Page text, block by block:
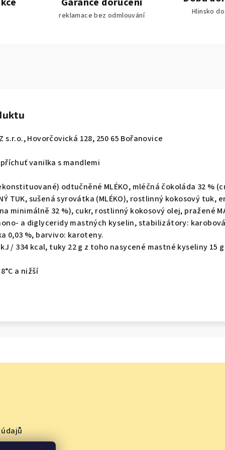
reklamace bez odmlouvání Hlinsko
s.r.o., Hovorčovická 128, 250 65 Bořanovice
vanilka s mandlemi
odtučněné MLÉKO, mléčná čokoláda 32 %
TUK, sušená syrovátka (MLÉKO), rostlinný kokosový tuk,
minimálně 32 %), cukr, rostlinný kokosový olej, pražené
a diglyceridy mastných kyselin, stabilizátory:
0,03 %, barvivo: karoteny.
/ 334 kcal, tuky 22 g z toho nasycené mastné kyseliny 15
a nižší